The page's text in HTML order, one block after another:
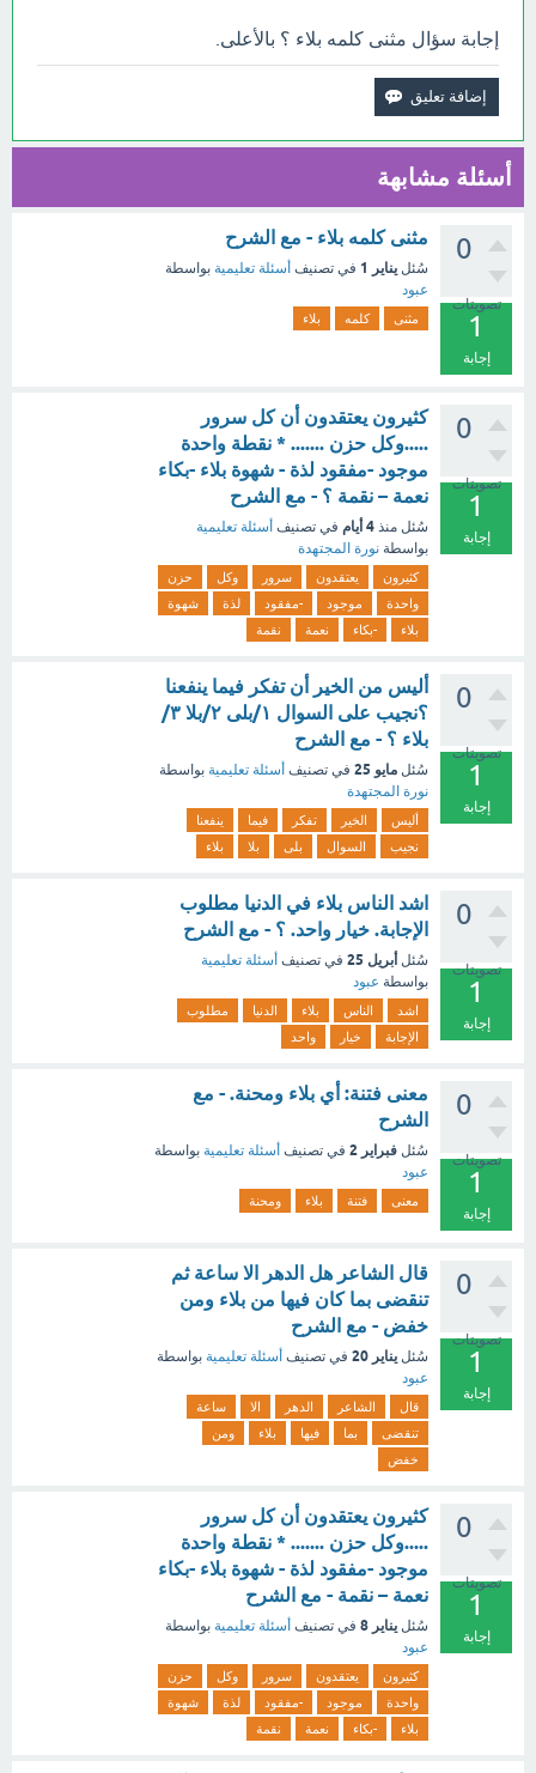
إجابة سؤال مثنى كلمه بلاء ؟ بالأعلى.
أسئلة مشابهة
0
تصويتات
1
إجابة
مثنى كلمه بلاء - مع الشرح
سُئل يناير 1 في تصنيف أسئلة تعليمية بواسطة
عبود
مثنى كلمه بلاء
0
تصويتات
1
إجابة
كثيرون يعتقدون أن كل سرور
.....وكل حزن ....... * نقطة واحدة
موجود -مفقود لذة - شهوة بلاء -بكاء
نعمة – نقمة ؟ - مع الشرح
سُئل منذ 4 أيام في تصنيف أسئلة تعليمية
بواسطة نورة المجتهدة
كثيرون يعتقدون سرور وكل
حزن
واحدة
موجود -مفقود لذة
شهوة
بلاء
-بكاء نعمة نقمة
0
تصويتات
1
إجابة
أليس من الخير أن تفكر فيما ينفعنا
؟نجيب على السوال ١/بلى ٢/بلا ٣/
بلاء ؟ - مع الشرح
سُئل مايو 25 في تصنيف أسئلة تعليمية بواسطة
نورة المجتهدة
أليس الخير تفكر فيما
ينفعنا
نجيب
السوال بلى بلا بلاء
0
تصويتات
1
إجابة
اشد الناس بلاء في الدنيا مطلوب
الإجابة. خيار واحد. ؟ - مع الشرح
سُئل أبريل 25 في تصنيف أسئلة تعليمية
بواسطة عبود
اشد الناس بلاء الدنيا
مطلوب
الإجابة
خيار واحد
0
تصويتات
1
إجابة
معنى فتنة: أي بلاء ومحنة. - مع
الشرح
سُئل فبراير 2 في تصنيف أسئلة تعليمية بواسطة
عبود
معنى فتنة بلاء ومحنة
0
تصويتات
1
إجابة
قال الشاعر هل الدهر الا ساعة ثم
تنقضى بما كان فيها من بلاء ومن
خفض - مع الشرح
سُئل يناير 20 في تصنيف أسئلة تعليمية بواسطة
عبود
قال الشاعر الدهر الا
ساعة
تنقضى
بما فيها بلاء
ومن
خفض
0
تصويتات
1
إجابة
كثيرون يعتقدون أن كل سرور
.....وكل حزن ....... * نقطة واحدة
موجود -مفقود لذة - شهوة بلاء -بكاء
نعمة – نقمة - مع الشرح
سُئل يناير 8 في تصنيف أسئلة تعليمية بواسطة
عبود
كثيرون يعتقدون سرور وكل
حزن
واحدة
موجود -مفقود لذة
شهوة
بلاء
-بكاء نعمة نقمة